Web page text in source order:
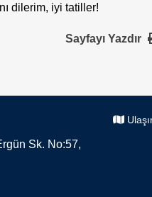
dilerim, iyi tatiller!
Sayfayı Yazdır
Sk. No:57,